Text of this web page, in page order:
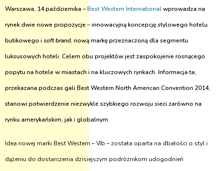
Warszawa, 14 października –Best Western Internationalwprowadza na
rynek dwie nowe propozycje – innowacyjną koncepcję stylowego hotelu
butikowego i soft brand, nową markę przeznaczoną dla segmentu
luksusowych hoteli. Celem obu projektów jest zaspokojenie rosnącego
popytu na hotele w miastach i na kluczowych rynkach. Informacja ta,
przekazana podczas gali Best Western North American Convention 2014,
stanowi potwierdzenie niezwykle szybkiego rozwoju sieci zarówno na
rynku amerykańskim, jak i globalnym.
Idea nowej marki Best Western – Vīb – została oparta na dbałości o styl i
dążeniu do dostarczenia dzisiejszym podróżnikom udogodnień